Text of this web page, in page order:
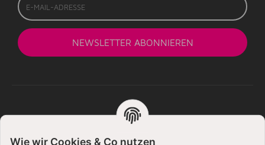
Mail-
Adresse
NEWSLETTER ABONNIEREN
Wie wir Cookies & Co nutzen